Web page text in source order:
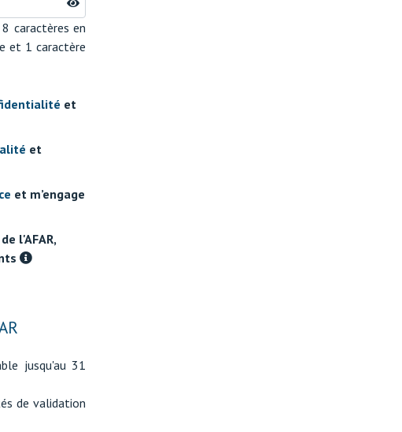
caractères en
et 1 caractère
et
et
et m’engage
l'AFAR,
jusqu'au 31
de validation